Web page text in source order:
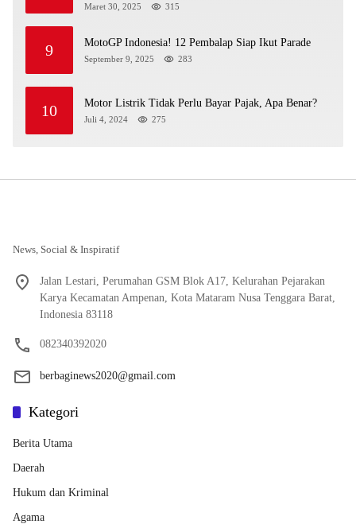
Maret 30, 2025 315
9 MotoGP Indonesia! 12 Pembalap Siap Ikut Parade
September 9, 2025 283
10 Motor Listrik Tidak Perlu Bayar Pajak, Apa Benar?
Juli 4, 2024 275
News, Social & Inspiratif
Jalan Lestari, Perumahan GSM Blok A17, Kelurahan Pejarakan
Karya Kecamatan Ampenan, Kota Mataram Nusa Tenggara Barat,
Indonesia 83118
082340392020
berbaginews2020@gmail.com
Kategori
Berita Utama
Daerah
Hukum dan Kriminal
Agama